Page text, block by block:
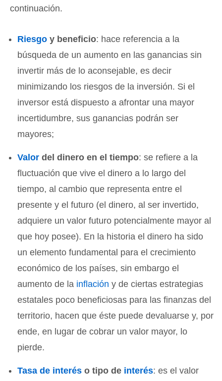
continuación.
Riesgo y beneficio: hace referencia a la
búsqueda de un aumento en las ganancias sin
invertir más de lo aconsejable, es decir
minimizando los riesgos de la inversión. Si el
inversor está dispuesto a afrontar una mayor
incertidumbre, sus ganancias podrán ser
mayores;
Valor del dinero en el tiempo: se refiere a la
fluctuación que vive el dinero a lo largo del
tiempo, al cambio que representa entre el
presente y el futuro (el dinero, al ser invertido,
adquiere un valor futuro potencialmente mayor al
que hoy posee). En la historia el dinero ha sido
un elemento fundamental para el crecimiento
económico de los países, sin embargo el
aumento de la inflación y de ciertas estrategias
estatales poco beneficiosas para las finanzas del
territorio, hacen que éste puede devaluarse y, por
ende, en lugar de cobrar un valor mayor, lo
pierde.
Tasa de interés o tipo de interés: es el valor